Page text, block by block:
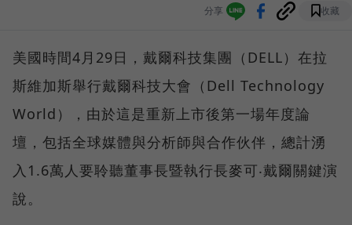
分享 收藏
美國時間4月29日，戴爾科技集團（DELL）在拉
斯維加斯舉行戴爾科技大會（Dell Technology
World），由於這是重新上市後第一場年度論
壇，包括全球媒體與分析師與合作伙伴，總計湧
入1.6萬人要聆聽董事長暨執行長麥可‧戴爾關鍵演
說。